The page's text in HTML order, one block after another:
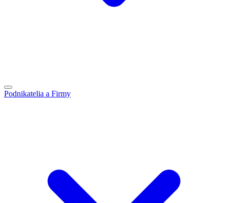
Podnikatelia a Firmy